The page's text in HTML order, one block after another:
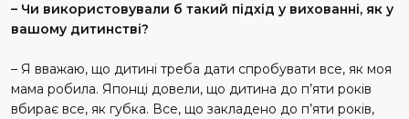
– Чи використовували б такий підхід у вихованні, як у
вашому дитинстві?
– Я вважаю, що дитині треба дати спробувати все, як моя
мама робила. Японці довели, що дитина до п’яти років
вбирає все, як губка. Все, що закладено до п’яти років,